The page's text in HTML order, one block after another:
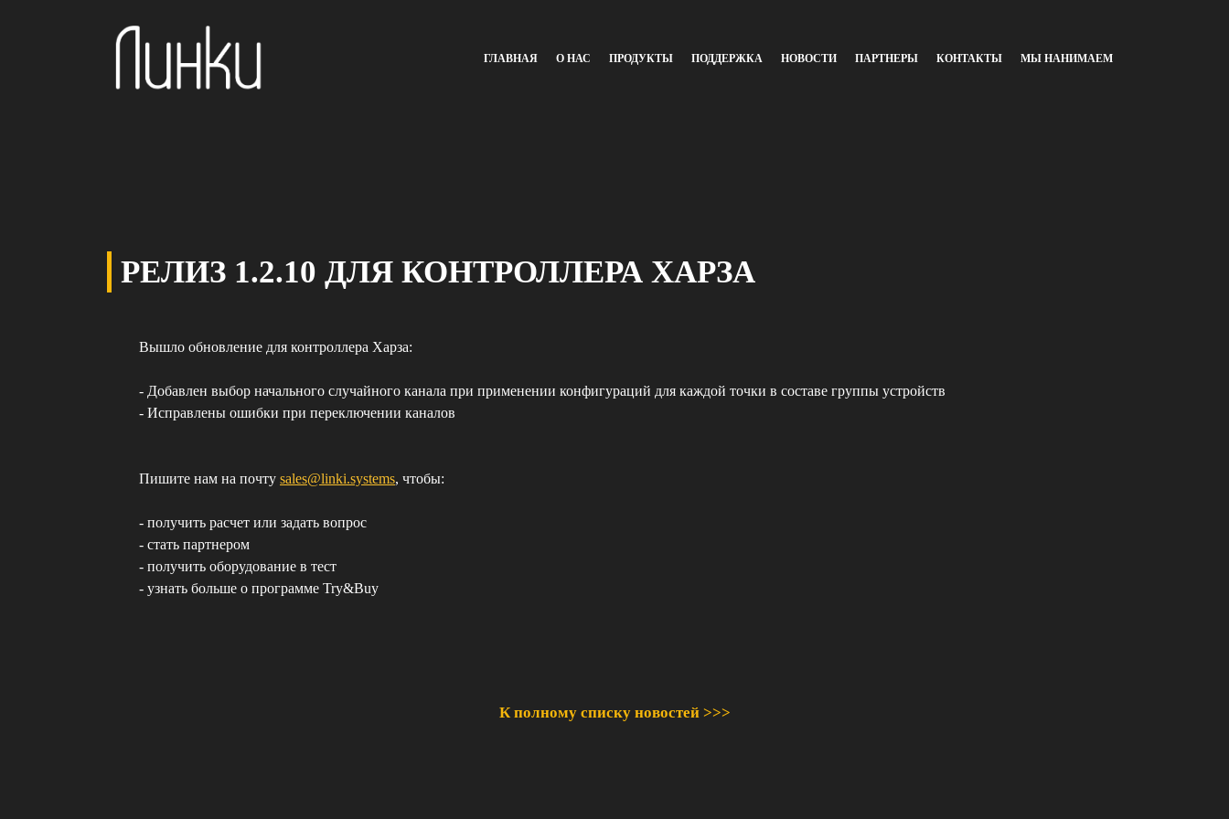
ГЛАВНАЯ О НАС ПРОДУКТЫ ПОДДЕРЖКА НОВОСТИ ПАРТНЕРЫ КОНТАКТЫ МЫ НАНИМАЕМ
РЕЛИЗ 1.2.10 ДЛЯ КОНТРОЛЛЕРА ХАРЗА
Вышло обновление для контроллера Харза:
- Добавлен выбор начального случайного канала при применении конфигураций для каждой точки в составе группы устройств
- Исправлены ошибки при переключении каналов
Пишите нам на почту sales@linki.systems, чтобы:
- получить расчет или задать вопрос
- стать партнером
- получить оборудование в тест
- узнать больше о программе Try&Buy
К полному списку новостей >>>